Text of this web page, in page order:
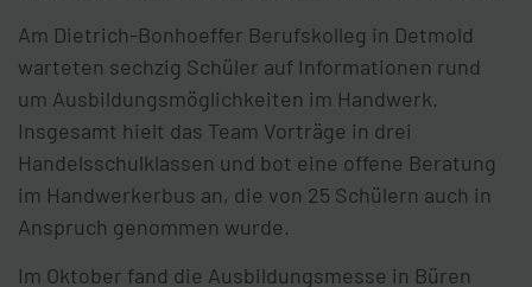
Am Dietrich-Bonhoeffer Berufskolleg in Detmold
warteten sechzig Schüler auf Informationen rund
um Ausbildungsmöglichkeiten im Handwerk.
Insgesamt hielt das Team Vorträge in drei
Handelsschulklassen und bot eine offene Beratung
im Handwerkerbus an, die von 25 Schülern auch in
Anspruch genommen wurde.
Im Oktober fand die Ausbildungsmesse in Büren